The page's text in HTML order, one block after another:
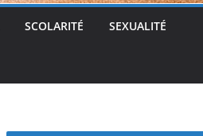
SCOLARITÉ SEXUALITÉ